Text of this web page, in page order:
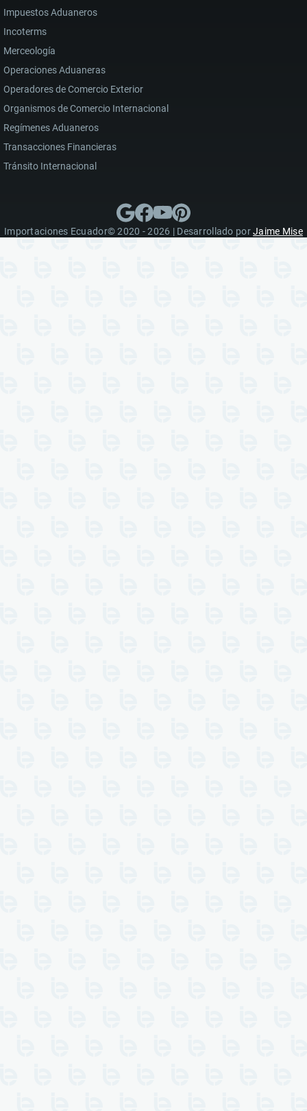
Impuestos Aduaneros
Incoterms
Merceología
Operaciones Aduaneras
Operadores de Comercio Exterior
Organismos de Comercio Internacional
Regímenes Aduaneros
Transacciones Financieras
Tránsito Internacional
Importaciones Ecuador© 2020 - 2026 | Desarrollado porJaime Mise